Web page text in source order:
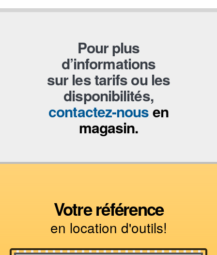
Pour plus
d’informations
sur les tarifs ou les
disponibilités,
contactez-nousen
magasin.
Votre référence
en location d'outils!